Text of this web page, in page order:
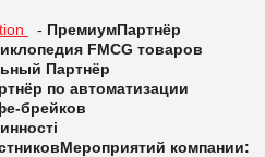
- ПремиумПартнёр
FMCG товаров
Партнёр
по автоматизации
брейков
Мероприятий компании: